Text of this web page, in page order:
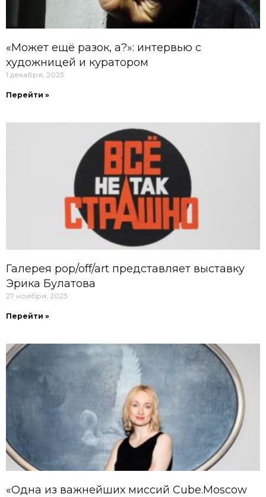
«Может ещё разок, а?»: интервью с
художницей и куратором
1 декабря, 2023
Перейти »
Галерея pop/off/art представляет выставку
Эрика Булатова
27 ноября, 2023
Перейти »
«Одна из важнейших миссий Cube.Moscow